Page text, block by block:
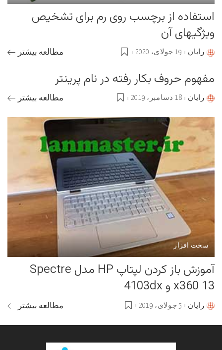
استفاده از برچسب روی رم برای تشخیص
ویژگیهای آن
Postedرایان 19 جولای، 2020 مطالعه بیشتر
مفهوم حروف بکار رفته در نام پرینتر
Postedرایان 18 دسامبر، 2019 مطالعه بیشتر
سخت افزار
آموزش باز کردن لپتاپ HP مدل Spectre
x360 13 و 4103dx
Postedرایان 5 جولای، 2019 مطالعه بیشتر